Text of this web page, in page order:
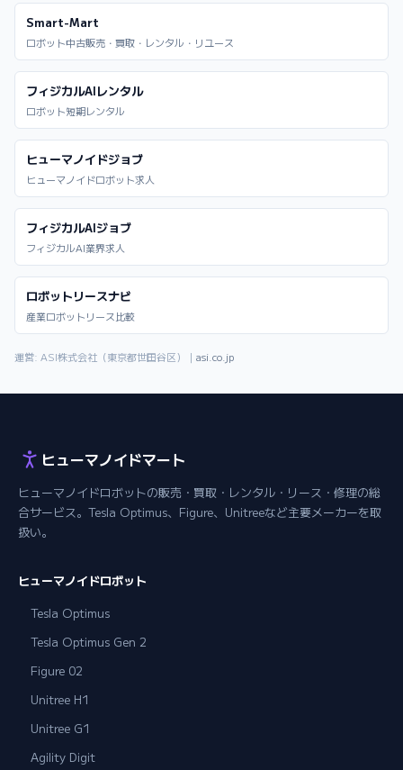
Smart-Mart
ロボット中古販売・買取・レンタル・リユース
フィジカルAIレンタル
ロボット短期レンタル
ヒューマノイドジョブ
ヒューマノイドロボット求人
フィジカルAIジョブ
フィジカルAI業界求人
ロボットリースナビ
産業ロボットリース比較
運営: ASI株式会社（東京都世田谷区）｜ asi.co.jp
ヒューマノイドマート
ヒューマノイドロボットの販売・買取・レンタル・リース・修理の総
合サービス。Tesla Optimus、Figure、Unitreeなど主要メーカーを取
扱い。
ヒューマノイドロボット
Tesla Optimus
Tesla Optimus Gen 2
Figure 02
Unitree H1
Unitree G1
Agility Digit